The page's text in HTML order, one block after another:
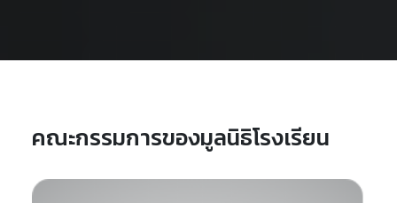
คณะกรรมการของมูลนิธิโรงเรียน